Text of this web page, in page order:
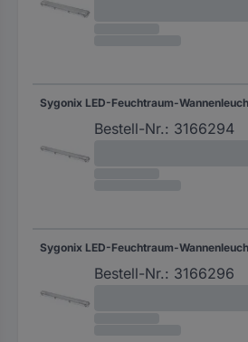
Bestell-Nr.: 3166294
Bestell-Nr.: 3166296